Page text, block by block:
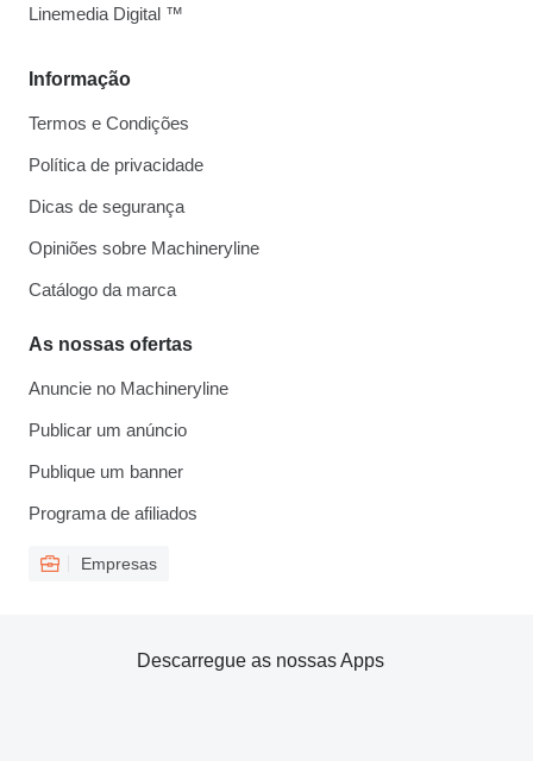
Informação
Termos e Condições
Política de privacidade
Dicas de segurança
Opiniões sobre Machineryline
Catálogo da marca
As nossas ofertas
Anuncie no Machineryline
Publicar um anúncio
Publique um banner
Programa de afiliados
Empresas
Linemedia Digital ™
Descarregue as nossas Apps